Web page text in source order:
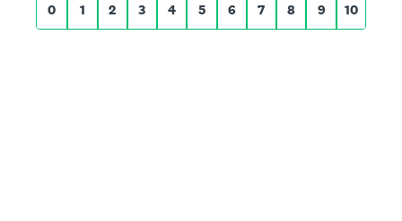
0 1 2 3 4 5 6 7 8 9 10